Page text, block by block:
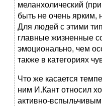
меланхолический
быть не очень ярким,
Для людей с этими
главные жизненные
эмоционально, чем
также в категориях
Что же касается
ним И.Кант относил
активно-